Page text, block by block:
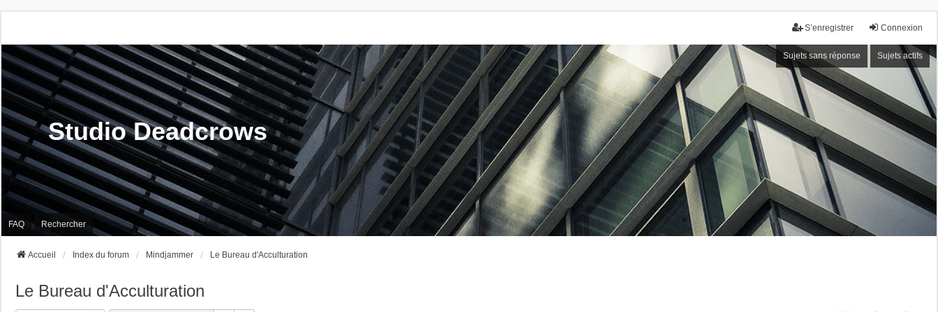
Connexion
S’enregistrer
Sujets sans réponse Sujets actifs
Studio Deadcrows
FAQ Rechercher
Accueil Index du forum Mindjammer Le Bureau d'Acculturation
Le Bureau d'Acculturation